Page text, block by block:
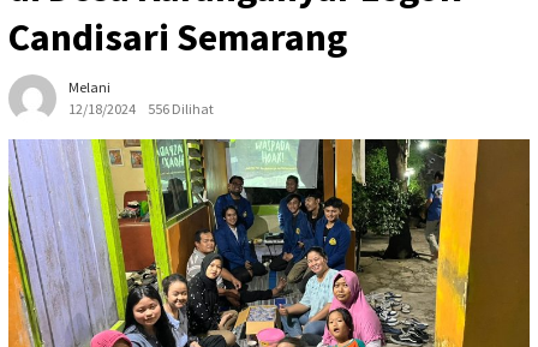
Candisari Semarang
Melani
12/18/2024
556 Dilihat